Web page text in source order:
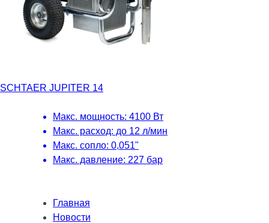
SCHTAER JUPITER 14
Макс. мощность: 4100 Вт
Макс. расход: до 12 л/мин
Макс. сопло: 0,051"
Макс. давление: 227 бар
Главная
Новости